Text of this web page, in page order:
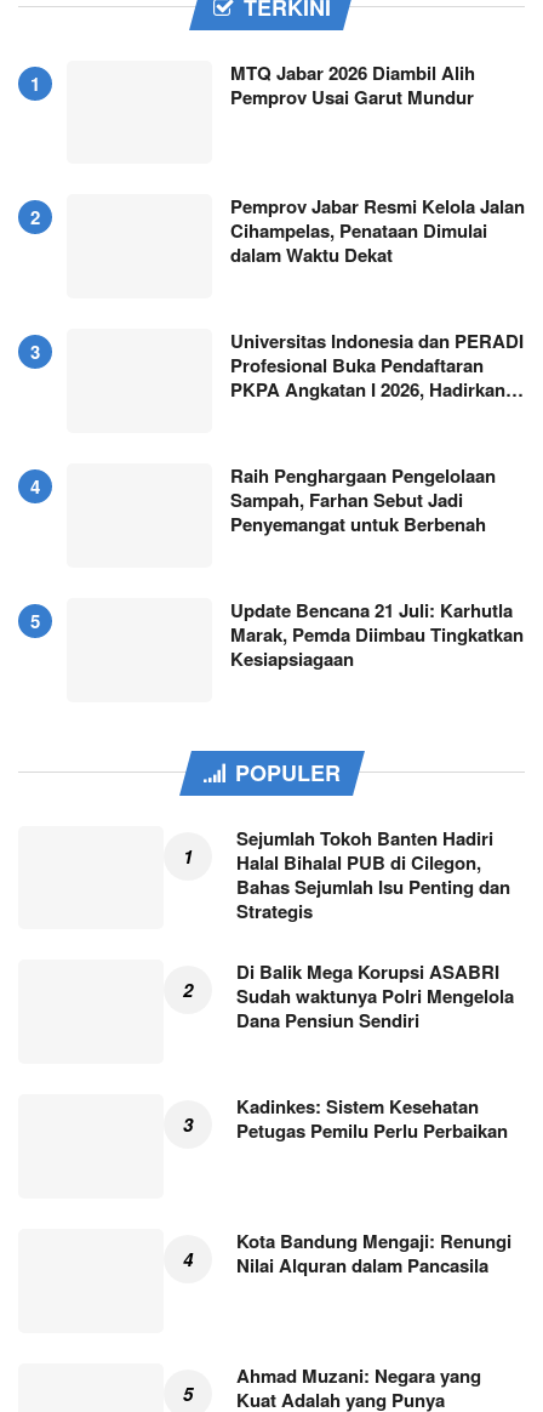
TERKINI
MTQ Jabar 2026 Diambil Alih
Pemprov Usai Garut Mundur
Pemprov Jabar Resmi Kelola Jalan
Cihampelas, Penataan Dimulai
dalam Waktu Dekat
Universitas Indonesia dan PERADI
Profesional Buka Pendaftaran
PKPA Angkatan I 2026, Hadirkan…
Raih Penghargaan Pengelolaan
Sampah, Farhan Sebut Jadi
Penyemangat untuk Berbenah
Update Bencana 21 Juli: Karhutla
Marak, Pemda Diimbau Tingkatkan
Kesiapsiagaan
POPULER
Sejumlah Tokoh Banten Hadiri
Halal Bihalal PUB di Cilegon,
Bahas Sejumlah Isu Penting dan
Strategis
Di Balik Mega Korupsi ASABRI
Sudah waktunya Polri Mengelola
Dana Pensiun Sendiri
Kadinkes: Sistem Kesehatan
Petugas Pemilu Perlu Perbaikan
Kota Bandung Mengaji: Renungi
Nilai Alquran dalam Pancasila
Ahmad Muzani: Negara yang
Kuat Adalah yang Punya